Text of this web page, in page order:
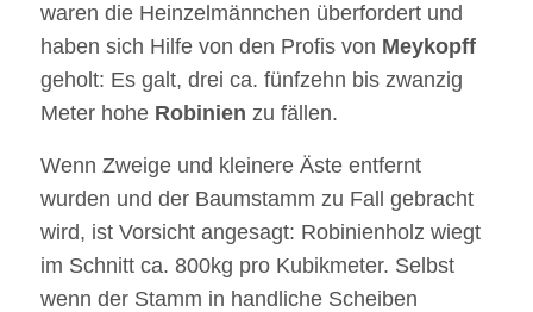
waren die Heinzelmännchen überfordert und
haben sich Hilfe von den Profis von Meykopff
geholt: Es galt, drei ca. fünfzehn bis zwanzig
Meter hohe Robinien zu fällen.
Wenn Zweige und kleinere Äste entfernt
wurden und der Baumstamm zu Fall gebracht
wird, ist Vorsicht angesagt: Robinienholz wiegt
im Schnitt ca. 800kg pro Kubikmeter. Selbst
wenn der Stamm in handliche Scheiben